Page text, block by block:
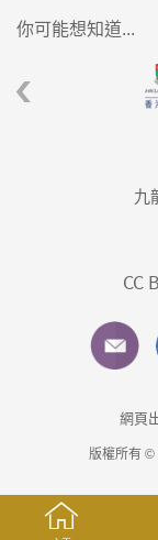
你可能想知道...
九
CC
網頁
版權所有 ©